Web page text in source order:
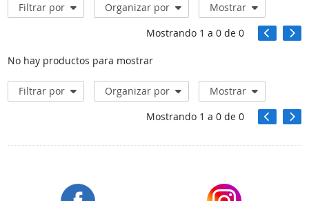
Filtrar por Organizar por
Mostrar
Mostrando 1 a 0de 0
No hay productos para mostrar
Filtrar por Organizar por
Mostrar
Mostrando 1 a 0de 0